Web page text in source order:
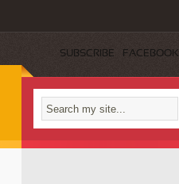
SUBSCRIBE FACEBOOK